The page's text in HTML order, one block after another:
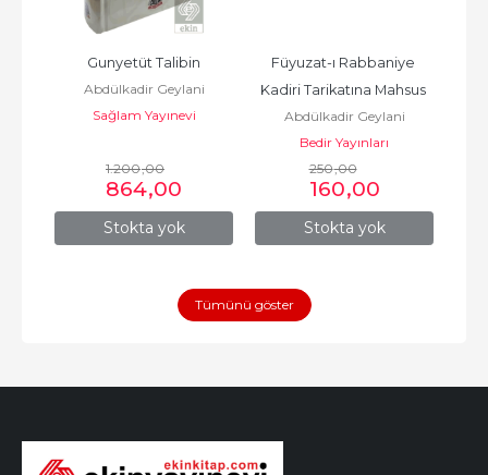
Stokta yok
Gunyetüt Talibin
Abdülkadir Geylani
Sağlam Yayınevi
1.200,00
864,00
Stokta yok
Füyuzat-ı Rabbaniye
Kadiri Tarikatına Mahsus
Dualar ve Zikirler
Abdülkadir Geylani
Bedir Yayınları
250,00
160,00
Tümünü göster